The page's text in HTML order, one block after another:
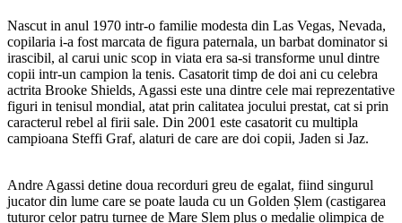
Nascut in anul 1970 intr-o familie modesta din Las Vegas, Nevada,
copilaria i-a fost marcata de figura paternala, un barbat dominator si
irascibil, al carui unic scop in viata era sa-si transforme unul dintre
copii intr-un campion la tenis. Casatorit timp de doi ani cu celebra
actrita Brooke Shields, Agassi este una dintre cele mai reprezentative
figuri in tenisul mondial, atat prin calitatea jocului prestat, cat si prin
caracterul rebel al firii sale. Din 2001 este casatorit cu multipla
campioana Steffi Graf, alaturi de care are doi copii, Jaden si Jaz.
Andre Agassi detine doua recorduri greu de egalat, fiind singurul
jucator din lume care se poate lauda cu un Golden Șlem (castigarea
tuturor celor patru turnee de Mare Șlem plus o medalie olimpica de